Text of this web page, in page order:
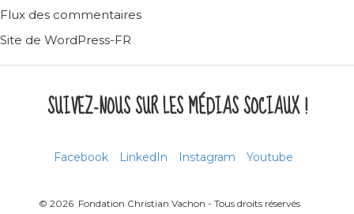
Flux des commentaires
Site de WordPress-FR
SUIVEZ-NOUS SUR LES MÉDIAS SOCIAUX !
Facebook LinkedIn Instagram Youtube
© 2026 Fondation Christian Vachon - Tous droits réservés